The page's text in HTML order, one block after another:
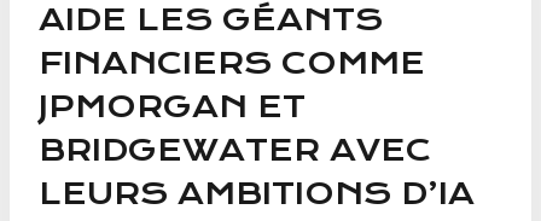
AIDE LES GÉANTS
FINANCIERS COMME
JPMORGAN ET
BRIDGEWATER AVEC
LEURS AMBITIONS D’IA